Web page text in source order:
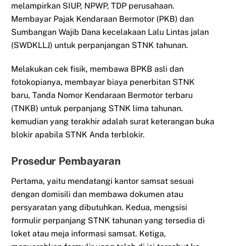
melampirkan SIUP, NPWP, TDP perusahaan.
Membayar Pajak Kendaraan Bermotor (PKB) dan
Sumbangan Wajib Dana kecelakaan Lalu Lintas jalan
(SWDKLLJ) untuk perpanjangan STNK tahunan.
Melakukan cek fisik, membawa BPKB asli dan
fotokopianya, membayar biaya penerbitan STNK
baru, Tanda Nomor Kendaraan Bermotor terbaru
(TNKB) untuk perpanjang STNK lima tahunan.
kemudian yang terakhir adalah surat keterangan buka
blokir apabila STNK Anda terblokir.
Prosedur Pembayaran
Pertama, yaitu mendatangi kantor samsat sesuai
dengan domisili dan membawa dokumen atau
persyaratan yang dibutuhkan. Kedua, mengsisi
formulir perpanjang STNK tahunan yang tersedia di
loket atau meja informasi samsat. Ketiga,